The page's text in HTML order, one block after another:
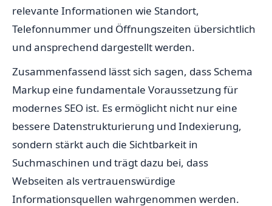
relevante Informationen wie Standort,
Telefonnummer und Öffnungszeiten übersichtlich
und ansprechend dargestellt werden.
Zusammenfassend lässt sich sagen, dass Schema
Markup eine fundamentale Voraussetzung für
modernes SEO ist. Es ermöglicht nicht nur eine
bessere Datenstrukturierung und Indexierung,
sondern stärkt auch die Sichtbarkeit in
Suchmaschinen und trägt dazu bei, dass
Webseiten als vertrauenswürdige
Informationsquellen wahrgenommen werden.